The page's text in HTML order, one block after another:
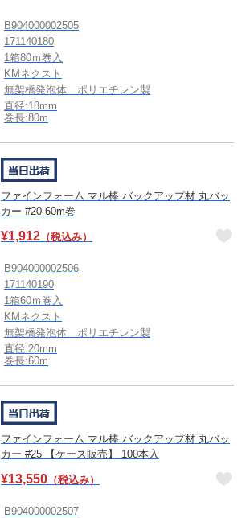
B904000002505
171140180
1箱80ｍ巻入
KMネクスト
無架橋発泡体 ポリエチレン製
直径:18mm
巻長:80m
ファインフォーム マル棒 バックアップ材 丸バッ
カー #20 60m巻
¥1,912 （税込み）
B904000002506
171140190
1箱60ｍ巻入
KMネクスト
無架橋発泡体 ポリエチレン製
直径:20mm
巻長:60m
ファインフォーム マル棒 バックアップ材 丸バッ
カー #25 【ケース販売】 100本入
¥13,550 （税込み）
B904000002507